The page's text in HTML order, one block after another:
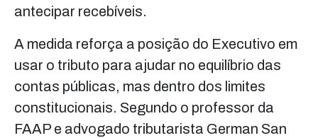
antecipar recebíveis.
A medida reforça a posição do Executivo em
usar o tributo para ajudar no equilíbrio das
contas públicas, mas dentro dos limites
constitucionais. Segundo o professor da
FAAP e advogado tributarista German San